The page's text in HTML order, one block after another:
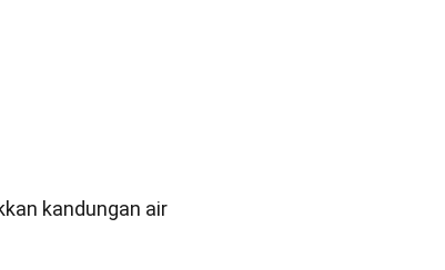
kandungan air